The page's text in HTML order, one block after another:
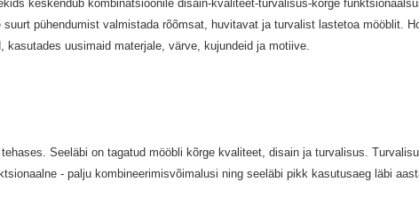
keskendub kombinatsioonile disain-kvaliteet-turvalisus-kõrge
pühendumist valmistada rõõmsat, huvitavat ja turvalist lastetoa mööblit.
uusimaid materjale, värve, kujundeid ja motiive.
Seeläbi on tagatud mööbli kõrge kvaliteet, disain ja turvalisus.
- palju kombineerimisvõimalusi ning seeläbi pikk kasutusaeg läbi